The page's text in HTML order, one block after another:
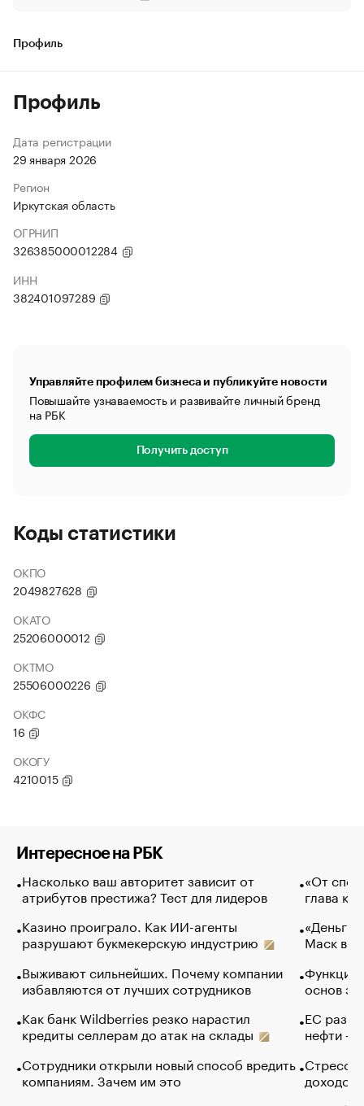
Профиль
Профиль
Дата регистрации
29 января 2026
Регион
Иркутская область
ОГРНИП
326385000012284
ИНН
382401097289
Управляйте профилем бизнеса и публикуйте новости
Повышайте узнаваемость и развивайте личный бренд
на РБК
Получить доступ
Коды статистики
ОКПО
2049827628
ОКАТО
25206000012
ОКТМО
25506000226
ОКФС
16
ОКОГУ
4210015
Интересное на РБК
Насколько ваш авторитет зависит от
атрибутов престижа? Тест для лидеров
Казино проиграло. Как ИИ-агенты
разрушают букмекерскую индустрию
Выживают сильнейших. Почему компании
избавляются от лучших сотрудников
Как банк Wildberries резко нарастил
кредиты селлерам до атак на склады
Сотрудники открыли новый способ вредить
компаниям. Зачем им это
«От
глава
«Деньги
Маск в
Функции
основ
ЕС
нефти —
Стресс
доходов